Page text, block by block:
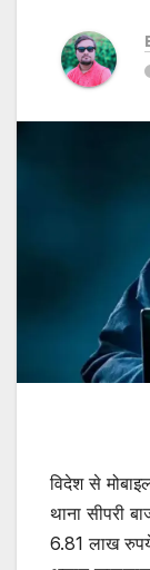
विदेश से
थाना सीपरी
6.81 लाख